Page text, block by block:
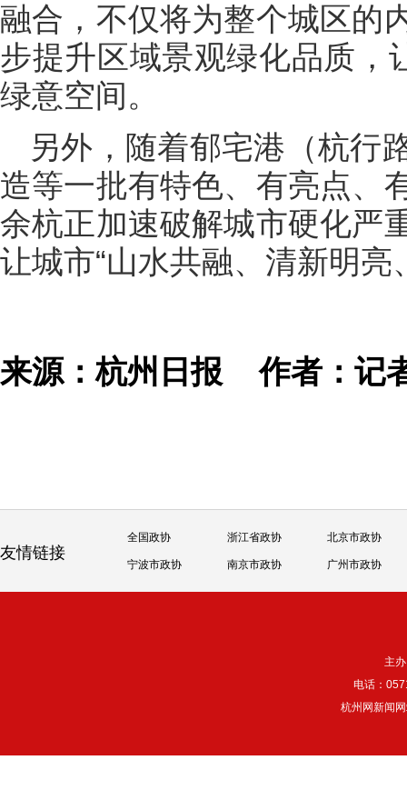
融合，不仅将为整个城区的
步提升区域景观绿化品质，
绿意空间。
另外，随着郁宅港（杭行
造等一批有特色、有亮点、
余杭正加速破解城市硬化严
让城市“山水共融、清新明亮
来源：杭州日报作者：记
友情链接
全国政协 浙江省政协 北京市政协
宁波市政协 南京市政协 广州市政协
主
电话：
杭州网新闻